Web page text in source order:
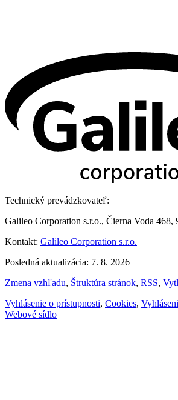
Technický prevádzkovateľ:
Galileo Corporation s.r.o., Čierna Voda 468,
Kontakt: Galileo Corporation s.r.o.
Posledná aktualizácia: 7. 8. 2026
Zmena vzhľadu, Štruktúra stránok, RSS,
Vyhlásenie o prístupnosti, Cookies,
Webové sídlo